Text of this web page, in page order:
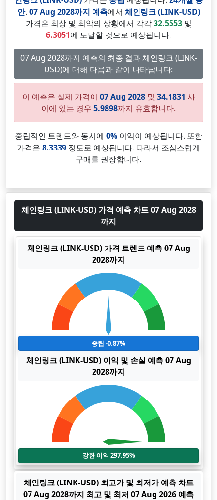
안. 07 Aug 2028까지 예측에서 체인링크 (LINK-USD)
가격은 최상 및 최악의 상황에서 각각32.5553및
6.3051에 도달할 것으로 예상됩니다.
07 Aug 2028까지 예측의 최종 결과 체인링크 (LINK-
USD)에 대해 다음과 같이 나타납니다:
이 예측은 실제 가격이 07 Aug 2028및 34.1831 사
이에 있는 경우 5.9898까지 유효합니다.
중립적인 트렌드와 동시에 0%이익이 예상됩니다. 또한
가격은 8.3339 정도로 예상됩니다. 따라서 조심스럽게
구매를 권장합니다.
체인링크 (LINK-USD) 가격 예측 차트 07 Aug 2028
까지
체인링크 (LINK-USD) 가격 트렌드 예측 07 Aug
2028까지
중립 -0.87%
체인링크 (LINK-USD) 이익 및 손실 예측 07 Aug
2028까지
강한 이익 297.95%
체인링크 (LINK-USD) 최고가 및 최저가 예측 차트
07 Aug 2028까지 최고 및 최저 07 Aug 2026 예측